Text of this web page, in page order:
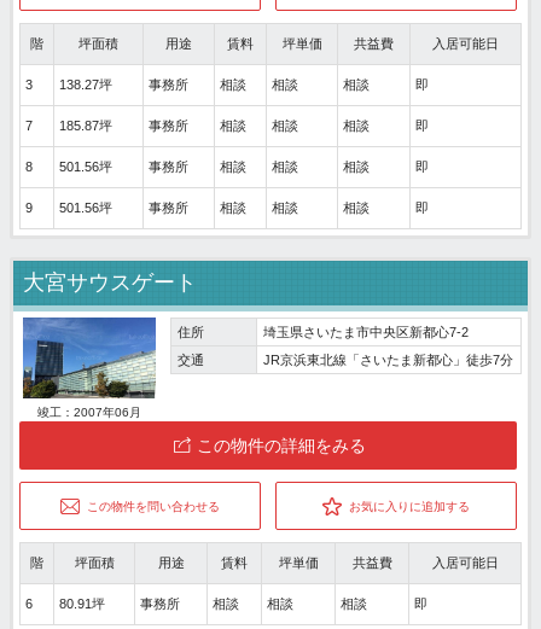
階 坪面積 用途 賃料 坪単価 共益費 入居可能日
3 138.27坪 事務所 相談 相談 相談 即
7 185.87坪 事務所 相談 相談 相談 即
8 501.56坪 事務所 相談 相談 相談 即
9 501.56坪 事務所 相談 相談 相談 即
大宮サウスゲート
竣工：2007年06月
住所
埼玉県さいたま市中央区新都心7-2
交通
JR京浜東北線「さいたま新都心」徒歩7分
この物件の詳細をみる
この物件を問い合わせる お気に入りに追加する
階 坪面積 用途 賃料 坪単価 共益費 入居可能日
6 80.91坪 事務所 相談 相談 相談 即